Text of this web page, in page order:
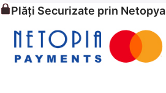
Plăți Securizate prin Netopya